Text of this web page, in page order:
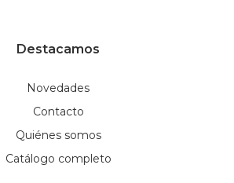
Destacamos
Novedades
Contacto
Quiénes somos
Catálogo completo